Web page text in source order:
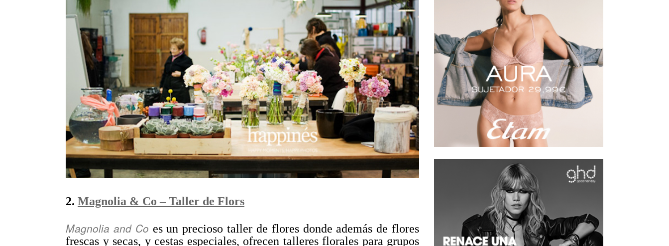
2. Magnolia & Co – Taller de Flors
Magnolia and Co es un precioso taller de flores donde además de flores
frescas y secas, y cestas especiales, ofrecen talleres florales para grupos